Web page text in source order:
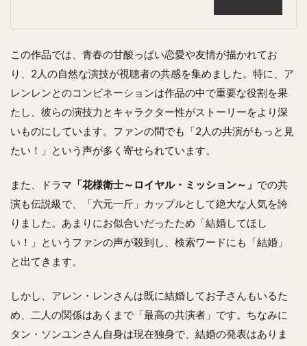
この作品では、青春の甘酸っぱい恋愛や友情が描かれてお
り、2人の自然な演技が視聴者の共感を集めました。特に、ア
レンレンとのコンビネーションは作品の中で重要な役割を果
たし、彼らの演技力とキャラクター性がストーリーをより深
いものにしています。ファンの間でも「2人の共演がもっと見
たい！」という声が多く寄せられています。
また、ドラマ 「花様衛士～ロイヤル・ミッション～」 での共
演も伝説級で、「六元一斤」カップルとして絶大な人気を誇
りました。あまりにお似合いだったため「結婚してほし
い！」というファンの声が殺到し、検索ワードにも「結婚」
と出てきます。
しかし、アレン・レンさんは既に結婚してお子さんもいるた
め、二人の関係はあくまで「最高の共演者」です。ちなみに
タン・ソンユンさん自身は現在独身で、結婚の発表はありま